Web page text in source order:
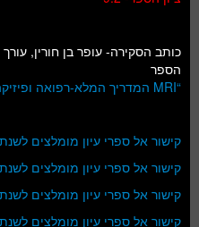
כותב הסקירה- עופר בן חורין,
הספר
“MRI המדריך המלא-רפואה ופיזיקה נפגשות”
קישור אל ספרי עיון מומלצים לשנת 2020
קישור אל ספרי עיון מומלצים לשנת 2019
קישור אל ספרי עיון מומלצים לשנת 2018
קישור אל ספרי עיון מומלצים לשנת 2017